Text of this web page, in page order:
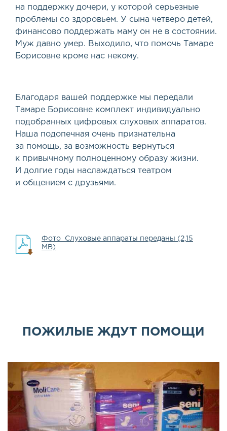
на поддержку дочери, у которой серьезные
проблемы со здоровьем. У сына четверо детей,
финансово поддержать маму он не в состоянии.
Муж давно умер. Выходило, что помочь Тамаре
Борисовне кроме нас некому.
Благодаря вашей поддержке мы передали
Тамаре Борисовне комплект индивидуально
подобранных цифровых слуховых аппаратов.
Наша подопечная очень признательна
за помощь, за возможность вернуться
к привычному полноценному образу жизни.
И долгие годы наслаждаться театром
и общением с друзьями.
Фото_Слуховые аппараты переданы (2,15
MB)
ПОЖИЛЫЕ ЖДУТ ПОМОЩИ